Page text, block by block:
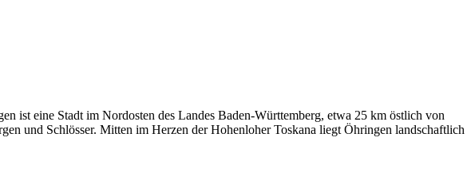
ist eine Stadt im Nordosten des Landes Baden-Württemberg, etwa 25 km östlich von
und Schlösser. Mitten im Herzen der Hohenloher Toskana liegt Öhringen landschaftlich